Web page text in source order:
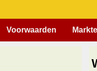
Voorwaarden